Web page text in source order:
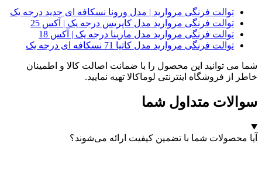
توالت فرنگی مروارید | مدل ورونا نسکافه ای جدید درجه یک
توالت فرنگی مروارید مدل کاپریس درجه یک | آکس 25
توالت فرنگی مروارید مدل مارینا درجه یک | آکس 18
توالت فرنگی مروارید مدل کاتیا 71 نسکافه ای درجه یک
شما می توانید این محصول را با ضمانت اصالت کالا و اطمینان
خاطر از فروشگاه اینترنتی لوماکالا تهیه نمایید.
سوالات متداول شما
آیا محصولات شما با تضمین کیفیت ارائه می‌شوند؟